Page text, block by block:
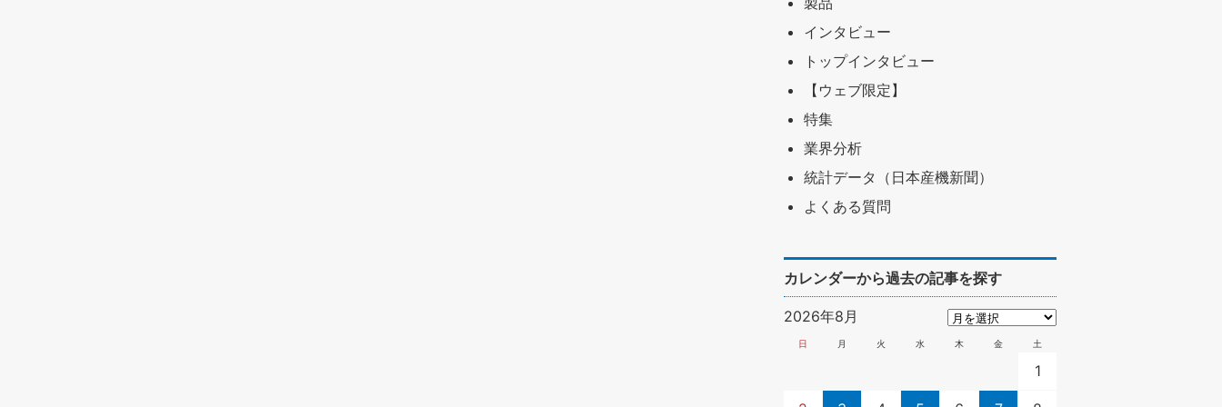
インタビュー
トップインタビュー
【ウェブ限定】
特集
業界分析
統計データ（日本産機新聞）
よくある質問
カレンダーから過去の記事を探す
2026年8月
日 月 火 水 木 金 土
1